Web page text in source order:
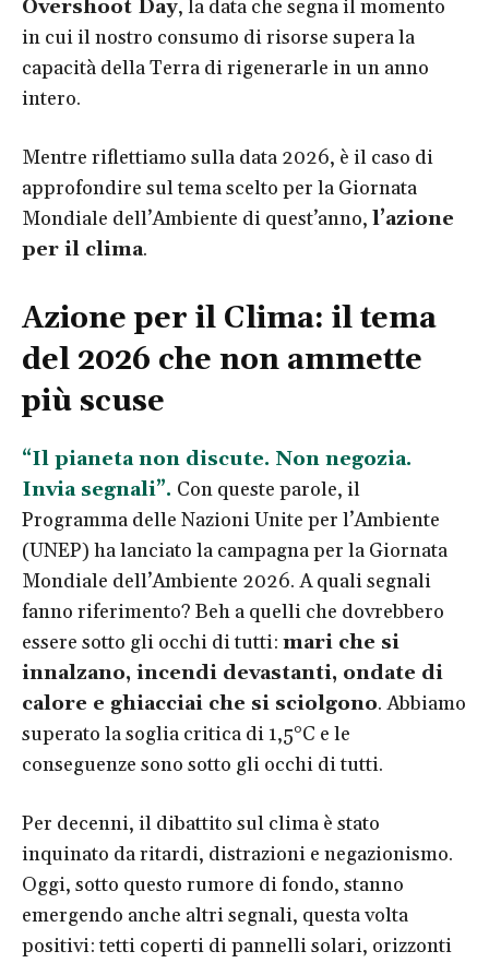
Overshoot Day, la data che segna il momento
in cui il nostro consumo di risorse supera la
capacità della Terra di rigenerarle in un anno
intero.
Mentre riflettiamo sulla data 2026, è il caso di
approfondire sul tema scelto per la Giornata
Mondiale dell’Ambiente di quest’anno, l’azione
per il clima.
Azione per il Clima: il tema
del 2026 che non ammette
più scuse
“Il pianeta non discute. Non negozia.
Invia segnali”. Con queste parole, il
Programma delle Nazioni Unite per l’Ambiente
(UNEP) ha lanciato la campagna per la Giornata
Mondiale dell’Ambiente 2026. A quali segnali
fanno riferimento? Beh a quelli che dovrebbero
essere sotto gli occhi di tutti: mari che si
innalzano, incendi devastanti, ondate di
calore e ghiacciai che si sciolgono. Abbiamo
superato la soglia critica di 1,5°C e le
conseguenze sono sotto gli occhi di tutti.
Per decenni, il dibattito sul clima è stato
inquinato da ritardi, distrazioni e negazionismo.
Oggi, sotto questo rumore di fondo, stanno
emergendo anche altri segnali, questa volta
positivi: tetti coperti di pannelli solari, orizzonti